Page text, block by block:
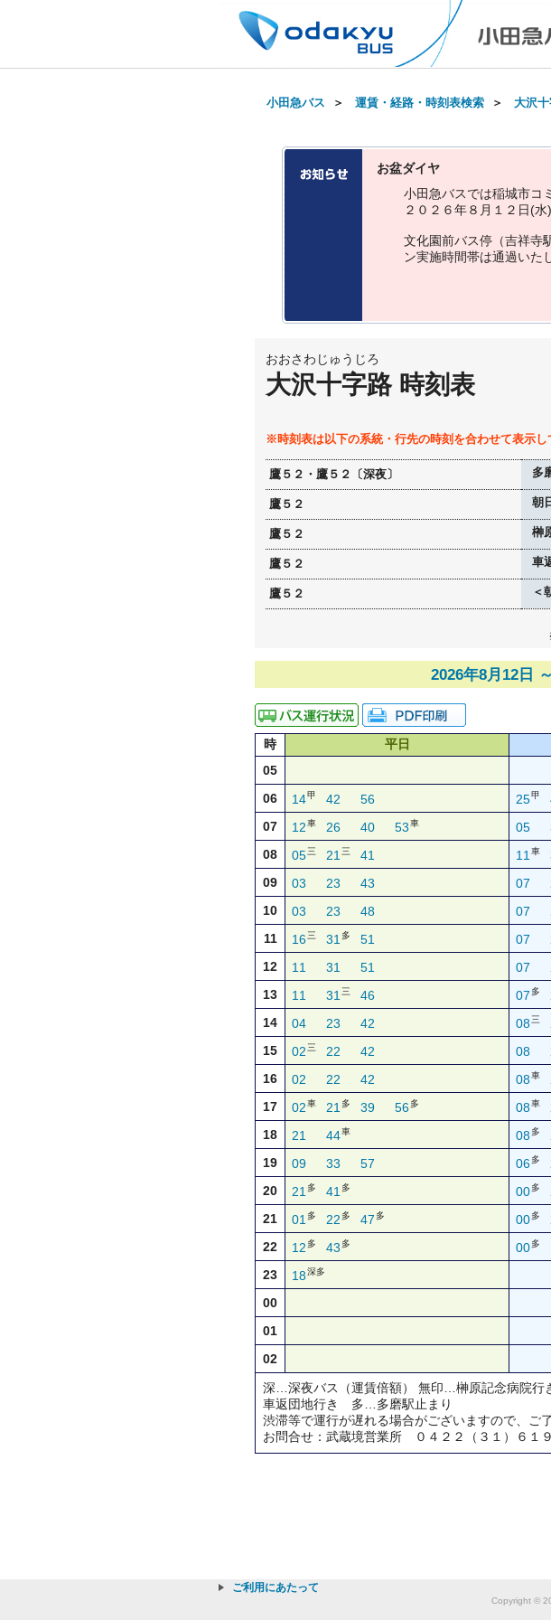
小田急バス ＞ 運賃・経路・時刻表検索 ＞ 大沢
お盆ダイヤ
小田急バスでは稲城市コ ミ
２ ０ ２ ６年８ 月 １ ２ 日(水)
文化園前バス停 （吉祥寺
ン実施時間帯は通過いた
おおさわじゅうじろ
大沢十字路 時刻表
※時刻表は以下の系統・行先の時刻を合わせて表示し
鷹５２・鷹５２〔深夜〕 多
鷹５２ 朝
鷹５２ 榊
鷹５２ 車
鷹５２ ＜
2026年8月12日
時 平日
05
06
14甲 42 56 25甲
07
12車 26 40 53 車 05
08
05三 21 三 41 11 車
09
03 23 43 07
10
03 23 48 07
11 16三 31 多 51 07
12 11 31 51 07
13
11 31 三 46 07 多
14 04 23 42 08三
15 02 三 22 42 08
16
02 22 42 08車
17 02車 21 多 39 56多 08車
18
21 44車 08多
19
09 33 57 06多
20
21 多 41 多 00多
21 01 多 22 多 47 多 00多
22 12 多 43 多 00多
23 18深多
00
01
02
深…深夜バス（運賃倍額） 無印…榊原記念病院
車返団地行き 多…多磨駅止まり
渋滞等で運行が遅れる場合がございますので、ご
お問合せ：武蔵境営業所 ０４２２（３１）６１９
ご利用にあたって
Copyright ©